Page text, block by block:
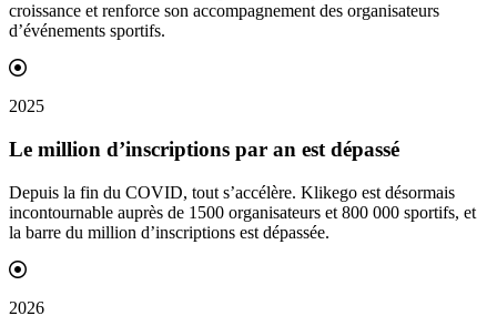
croissance et renforce son accompagnement des organisateurs
d’événements sportifs.
2025
Le million d’inscriptions par an est dépassé
Depuis la fin du COVID, tout s’accélère. Klikego est désormais
incontournable auprès de 1500 organisateurs et 800 000 sportifs, et
la barre du million d’inscriptions est dépassée.
2026